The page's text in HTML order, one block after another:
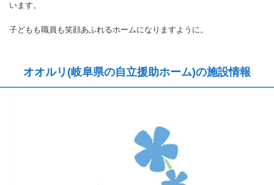
います。
子どもも職員も笑顔あふれるホームになりますように。
オオルリ(岐阜県の自立援助ホーム)の施設情報